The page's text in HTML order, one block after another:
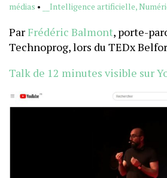
médias • __Intelligence artificielle,
Par Frédéric Balmont, porte-
Technoprog, lors du TEDx
Talk de 12 minutes visible sur